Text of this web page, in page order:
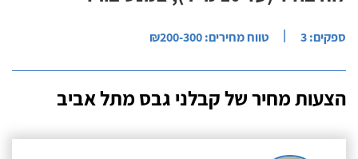
ספקים: 3 | טווח מחירים: ₪200-300
הצעות מחיר של קבלני גבס מתל אביב